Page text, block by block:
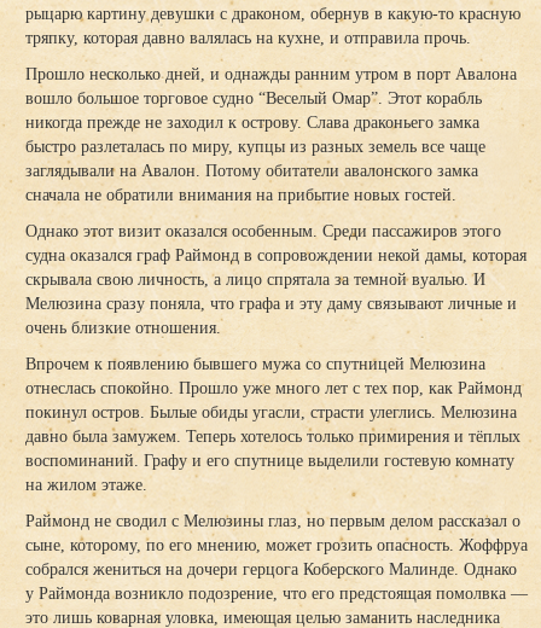
рыцарю картину девушки с драконом, обернув в какую-то красную
тряпку, которая давно валялась на кухне, и отправила прочь.
Прошло несколько дней, и однажды ранним утром в порт Авалона
вошло большое торговое судно “Веселый Омар”. Этот корабль
никогда прежде не заходил к острову. Слава драконьего замка
быстро разлеталась по миру, купцы из разных земель все чаще
заглядывали на Авалон. Потому обитатели авалонского замка
сначала не обратили внимания на прибытие новых гостей.
Однако этот визит оказался особенным. Среди пассажиров этого
судна оказался граф Раймонд в сопровождении некой дамы, которая
скрывала свою личность, а лицо спрятала за темной вуалью. И
Мелюзина сразу поняла, что графа и эту даму связывают личные и
очень близкие отношения.
Впрочем к появлению бывшего мужа со спутницей Мелюзина
отнеслась спокойно. Прошло уже много лет с тех пор, как Раймонд
покинул остров. Былые обиды угасли, страсти улеглись. Мелюзина
давно была замужем. Теперь хотелось только примирения и тёплых
воспоминаний. Графу и его спутнице выделили гостевую комнату
на жилом этаже.
Раймонд не сводил с Мелюзины глаз, но первым делом рассказал о
сыне, которому, по его мнению, может грозить опасность. Жоффруа
собрался жениться на дочери герцога Коберского Малинде. Однако
у Раймонда возникло подозрение, что его предстоящая помолвка —
это лишь коварная уловка, имеющая целью заманить наследника